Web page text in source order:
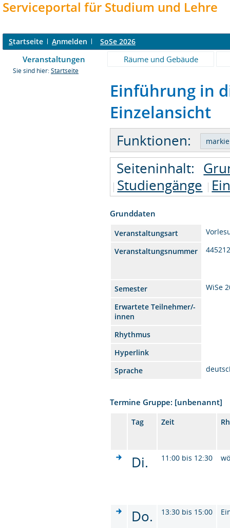
Serviceportal für Studium und Lehre
Startseite Anmelden SoSe 2026
Veranstaltungen Räume und Gebäude
Sie sind hier: Startseite
Einführung in
Einzelansicht
Funktionen:
Seiteninhalt:
Studiengänge
Grunddaten
Veranstaltungsart
Veranstaltungsnummer
Semester
WiSe
Erwartete Teilnehmer/-
innen
Rhythmus
Hyperlink
Sprache
Termine Gruppe: [unbenannt]
Tag Zeit
Di. 11:00 bis 12:30
Do. 13:30 bis 15:00